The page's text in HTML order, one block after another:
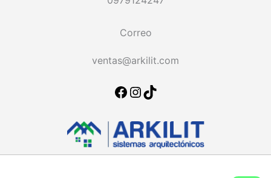
Correo
ventas@arkilit.com